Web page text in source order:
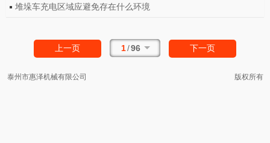
堆垛车充电区域应避免存在什么环境
上一页 1/96 下一页
泰州市惠泽机械有限公司 版权所有